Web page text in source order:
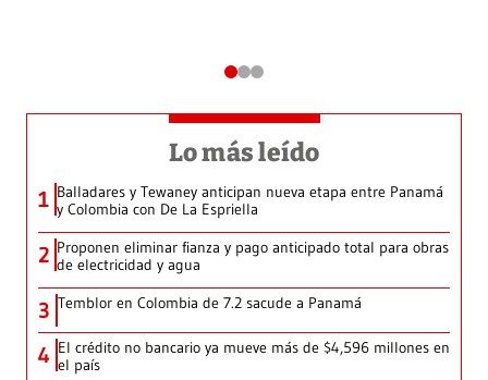
Lo más leído
1 Balladares y Tewaney anticipan nueva etapa entre Panamá
y Colombia con De La Espriella
2 Proponen eliminar fianza y pago anticipado total para obras
de electricidad y agua
3 Temblor en Colombia de 7.2 sacude a Panamá
4 El crédito no bancario ya mueve más de $4,596 millones en
el país